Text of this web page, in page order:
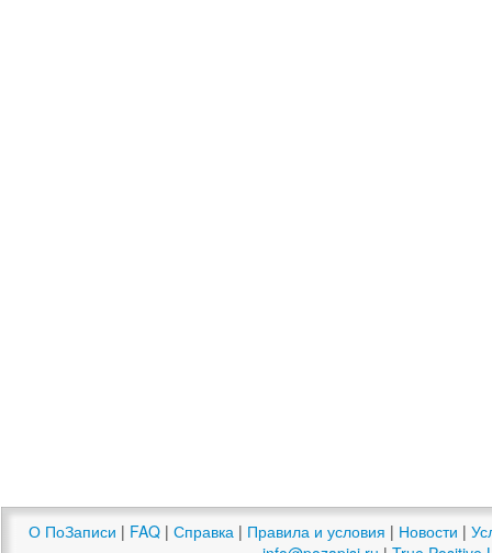
О ПоЗаписи | FAQ | Справка | Правила и условия | Новости |